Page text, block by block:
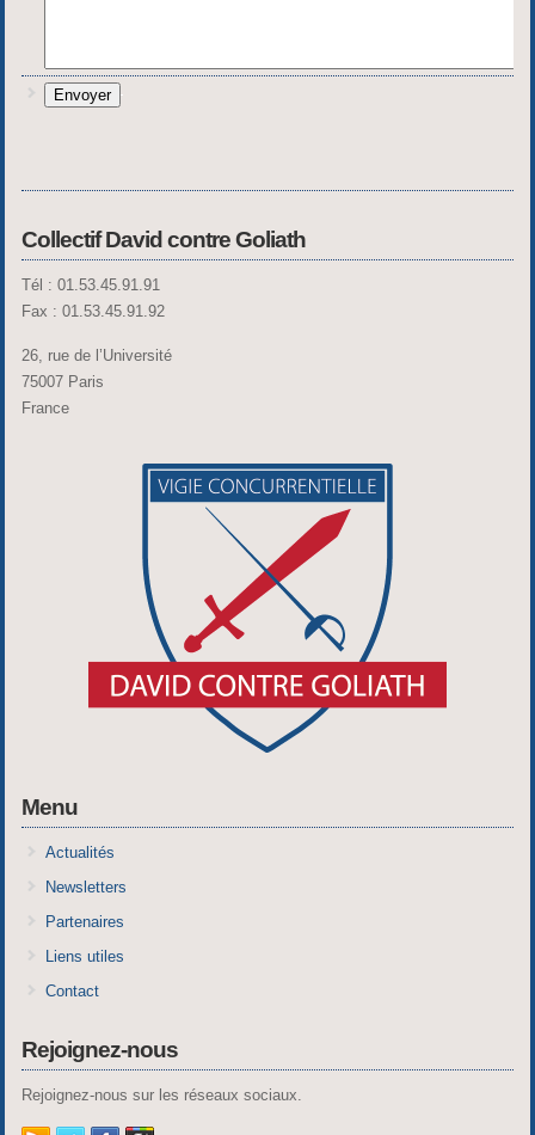
Envoyer
Collectif David contre Goliath
Tél : 01.53.45.91.91
Fax : 01.53.45.91.92
26, rue de l’Université
75007 Paris
France
Menu
Actualités
Newsletters
Partenaires
Liens utiles
Contact
Rejoignez-nous
Rejoignez-nous sur les réseaux sociaux.